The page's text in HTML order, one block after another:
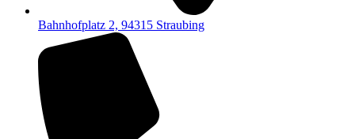
Bahnhofplatz 2, 94315 Straubing